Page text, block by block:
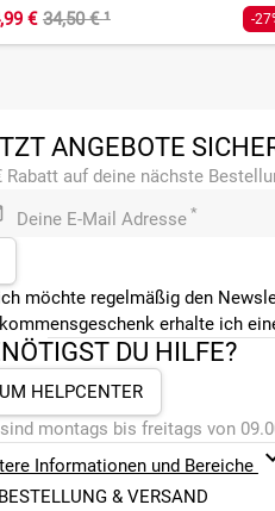
€ 34,50 €¹ -
ANGEBOTE
Rabatt auf deine nächste
Deine E-Mail Adresse *
möchte regelmäßig den
erhalte ich
DU HILFE?
HELPCENTER
montags bis freitags von
Informationen und Bereiche
BESTELLUNG & VERSAND